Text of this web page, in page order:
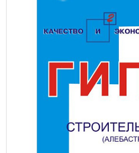
Интерьер и
Лакокрасочные материалы
Клеи, жидкие гвозди